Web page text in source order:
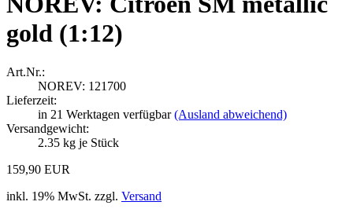
gold (1:12)
Art.Nr.:
NOREV: 121700
Lieferzeit:
in 21 Werktagen verfügbar(Ausland abweichend)
Versandgewicht:
2.35 kg je Stück
159,90 EUR
inkl. 19% MwSt. zzgl. Versand